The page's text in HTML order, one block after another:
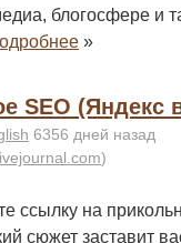
блогосфере и
»
SEO (Яндекс
6356 дней назад
)
ссылку на
сюжет заставит